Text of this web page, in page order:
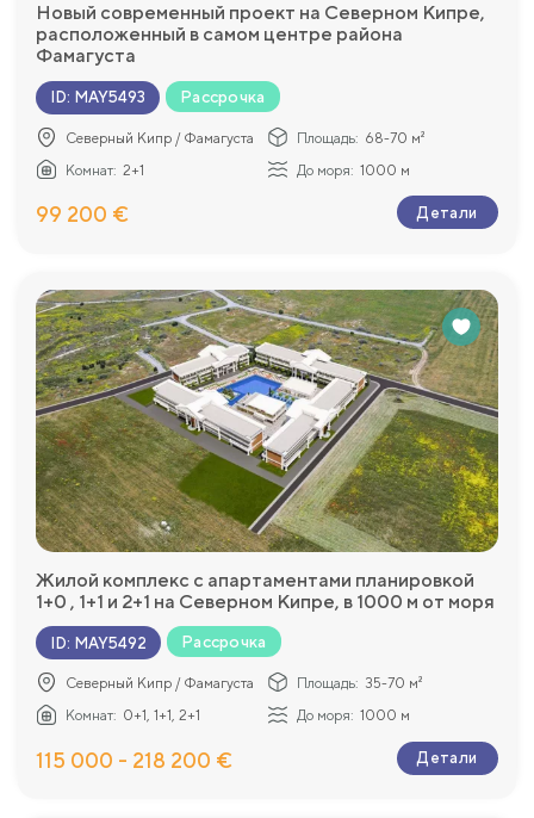
Новый современный проект на Северном Кипре,
расположенный в самом центре района
Фамагуста
ID: MAY5493 Рассрочка
Северный Кипр / Фамагуста Площадь: 68-70 м²
Комнат: 2+1 До моря: 1000 м
99 200 € Детали
Жилой комплекс с апартаментами планировкой
1+0 , 1+1 и 2+1 на Северном Кипре, в 1000 м от моря
ID: MAY5492 Рассрочка
Северный Кипр / Фамагуста Площадь: 35-70 м²
Комнат: 0+1, 1+1, 2+1 До моря: 1000 м
115 000 - 218 200 € Детали